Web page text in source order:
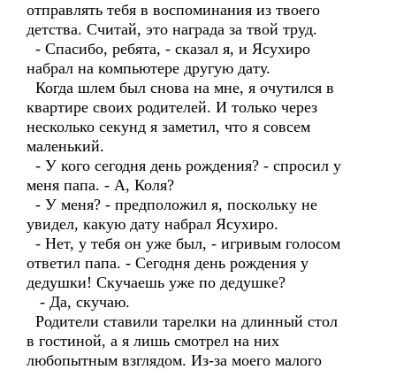
отправлять тебя в воспоминания из твоего
детства. Считай, это награда за твой труд.
- Спасибо, ребята, - сказал я, и Ясухиро
набрал на компьютере другую дату.
Когда шлем был снова на мне, я очутился в
квартире своих родителей. И только через
несколько секунд я заметил, что я совсем
маленький.
- У кого сегодня день рождения? - спросил у
меня папа. - А, Коля?
- У меня? - предположил я, поскольку не
увидел, какую дату набрал Ясухиро.
- Нет, у тебя он уже был, - игривым голосом
ответил папа. - Сегодня день рождения у
дедушки! Скучаешь уже по дедушке?
- Да, скучаю.
Родители ставили тарелки на длинный стол
в гостиной, а я лишь смотрел на них
любопытным взглядом. Из-за моего малого